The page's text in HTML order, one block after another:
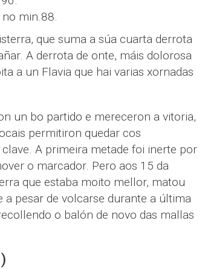
no min.88.
que suma a súa cuarta derrota
A derrota de onte, máis dolorosa
a un Flavia que hai varias xornadas
un bo partido e mereceron a vitoria,
permitiron quedar cos
A primeira metade foi inerte por
o marcador. Pero aos 15 da
que estaba moito mellor, matou
a pesar de volcarse durante a última
o balón de novo das mallas